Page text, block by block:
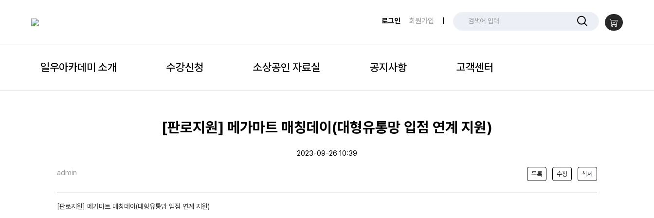
로그인 회원가입
일우아카데미 소개 수강신청 소상공인 자료실 공지사항 고객센터
[판로지원] 메가마트 매칭데이(대형유통망 입점 연계 지원)
2023-09-26 10:39
admin 목록 수정 삭제
[판로지원] 메가마트 매칭데이(대형유통망 입점 연계 지원)